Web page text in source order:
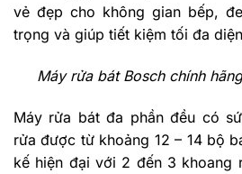
vẻ đẹp cho không gian bếp,
trọng và giúp tiết kiệm tối đa
Máy rửa bát Bosch chính
Máy rửa bát đa phần đều có
rửa được từ khoảng 12 – 14 bộ
kế hiện đại với 2 đến 3 khoang